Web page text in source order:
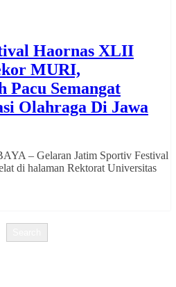
Haornas XLII
MURI,
Semangat
Olahraga Di Jawa
– Gelaran Jatim Sportiv Festival
di halaman Rektorat Universitas